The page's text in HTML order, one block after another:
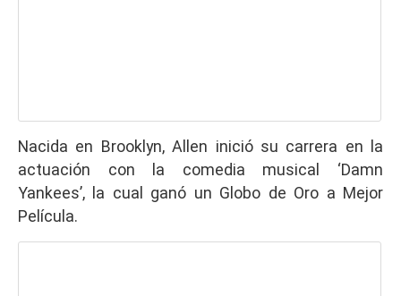
Nacida en Brooklyn, Allen inició su carrera en la
actuación con la comedia musical ‘Damn
Yankees’, la cual ganó un Globo de Oro a Mejor
Película.